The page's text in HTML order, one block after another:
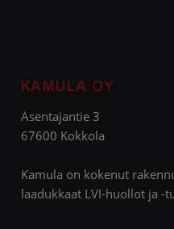
KAMULA OY
Asentajantie 3
67600 Kokkola
Kamula on kokenut
laadukkaat LVI-huollot ja -